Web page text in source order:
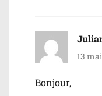
13
Bonjour,